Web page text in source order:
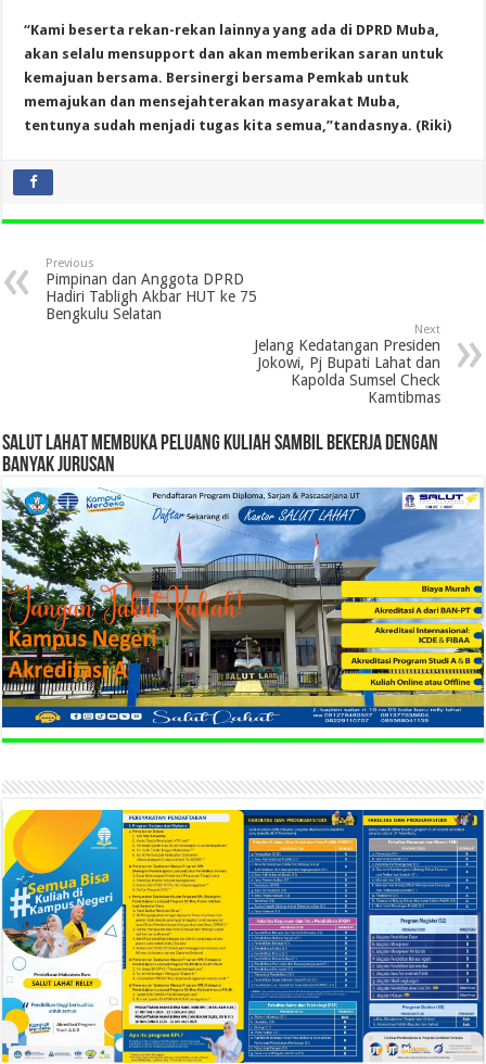
“Kami beserta rekan-rekan lainnya yang ada di DPRD Muba,
akan selalu mensupport dan akan memberikan saran untuk
kemajuan bersama. Bersinergi bersama Pemkab untuk
memajukan dan mensejahterakan masyarakat Muba,
tentunya sudah menjadi tugas kita semua,”tandasnya. (Riki)
Previous
Pimpinan dan Anggota DPRD
Hadiri Tabligh Akbar HUT ke 75
Bengkulu Selatan
Next
Jelang Kedatangan Presiden
Jokowi, Pj Bupati Lahat dan
Kapolda Sumsel Check
Kamtibmas
SALUT LAHAT MEMBUKA PELUANG KULIAH SAMBIL BEKERJA DENGAN
BANYAK JURUSAN